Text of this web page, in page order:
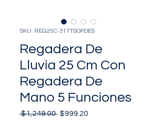
SKU: REG25C-317TSOPDES
Regadera De
Lluvia 25 Cm Con
Regadera De
Mano 5 Funciones
$1,249.00 Precio
$999.20